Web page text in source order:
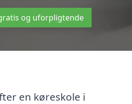
og uforpligtende
en køreskole i